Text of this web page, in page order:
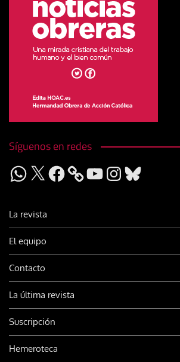
Síguenos en redes
WhatsApp
X Facebook YouTubeInstagram
Bluesky
La revista
El equipo
Contacto
La última revista
Suscripción
Hemeroteca